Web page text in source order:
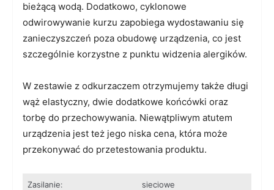
bieżącą wodą. Dodatkowo, cyklonowe
odwirowywanie kurzu zapobiega wydostawaniu się
zanieczyszczeń poza obudowę urządzenia, co jest
szczególnie korzystne z punktu widzenia alergików.
W zestawie z odkurzaczem otrzymujemy także długi
wąż elastyczny, dwie dodatkowe końcówki oraz
torbę do przechowywania. Niewątpliwym atutem
urządzenia jest też jego niska cena, która może
przekonywać do przetestowania produktu.
Zasilanie: sieciowe